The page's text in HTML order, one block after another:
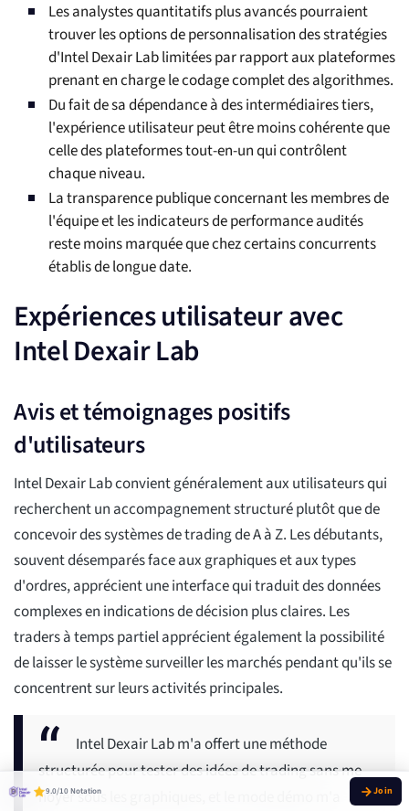
Les analystes quantitatifs plus avancés pourraient
trouver les options de personnalisation des stratégies
d'Intel Dexair Lab limitées par rapport aux plateformes
prenant en charge le codage complet des algorithmes.
Du fait de sa dépendance à des intermédiaires tiers,
l'expérience utilisateur peut être moins cohérente que
celle des plateformes tout-en-un qui contrôlent
chaque niveau.
La transparence publique concernant les membres de
l'équipe et les indicateurs de performance audités
reste moins marquée que chez certains concurrents
établis de longue date.
Expériences utilisateur avec
Intel Dexair Lab
Avis et témoignages positifs
d'utilisateurs
Intel Dexair Lab convient généralement aux utilisateurs qui
recherchent un accompagnement structuré plutôt que de
concevoir des systèmes de trading de A à Z. Les débutants,
souvent désemparés face aux graphiques et aux types
d'ordres, apprécient une interface qui traduit des données
complexes en indications de décision plus claires. Les
traders à temps partiel apprécient également la possibilité
de laisser le système surveiller les marchés pendant qu'ils se
concentrent sur leurs activités principales.
Intel Dexair Lab m'a offert une méthode
structurée pour tester des idées de trading sans me
noyer sous les graphiques, et le mode démo m'a
9.0/10 Notation